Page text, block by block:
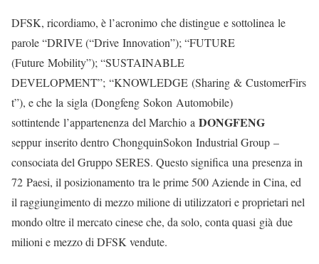
DFSK, ricordiamo, è l’acronimo che distingue e sottolinea le
parole “DRIVE (“Drive Innovation”); “FUTURE
(Future Mobility”); “SUSTAINABLE
DEVELOPMENT”; “KNOWLEDGE (Sharing & CustomerFirs
t”), e che la sigla (Dongfeng Sokon Automobile)
sottintende l’appartenenza del Marchio a DONGFENG
seppur inserito dentro ChongquinSokon Industrial Group –
consociata del Gruppo SERES. Questo significa una presenza in
72 Paesi, il posizionamento tra le prime 500 Aziende in Cina, ed
il raggiungimento di mezzo milione di utilizzatori e proprietari nel
mondo oltre il mercato cinese che, da solo, conta quasi già due
milioni e mezzo di DFSK vendute.